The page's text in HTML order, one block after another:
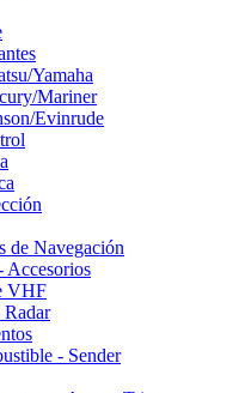
Yamaha
Mariner
Evinrude
de Navegación
Accesorios
VHF
Radar
- Sender